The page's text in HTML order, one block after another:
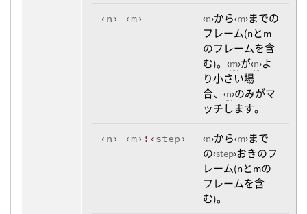
‹ n ›-‹ m› ‹n›から‹m›までの
フレーム(nとm
のフレームを含
む)。‹m›が‹n›よ
り小さい場
合、‹n›のみがマ
ッチします。
‹ n ›-‹ m›:‹ step › ‹n›から‹m›まで
の‹step›おきのフ
レーム(nとmの
フレームを含
む)。